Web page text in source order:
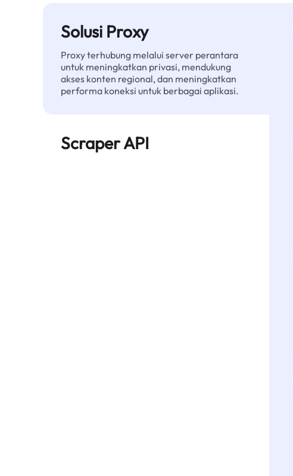
Solusi Proxy
Proxy terhubung melalui server perantara
untuk meningkatkan privasi, mendukung
akses konten regional, dan meningkatkan
performa koneksi untuk berbagai aplikasi.
Scraper API